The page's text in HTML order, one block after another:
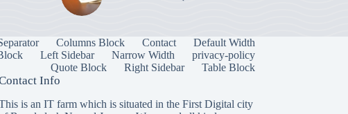
Columns Block Contact
Default Width
Left Sidebar Narrow Width
privacy-policy
Quote Block
Right Sidebar
Table Block
Info
is an IT farm which is situated in the First Digital city